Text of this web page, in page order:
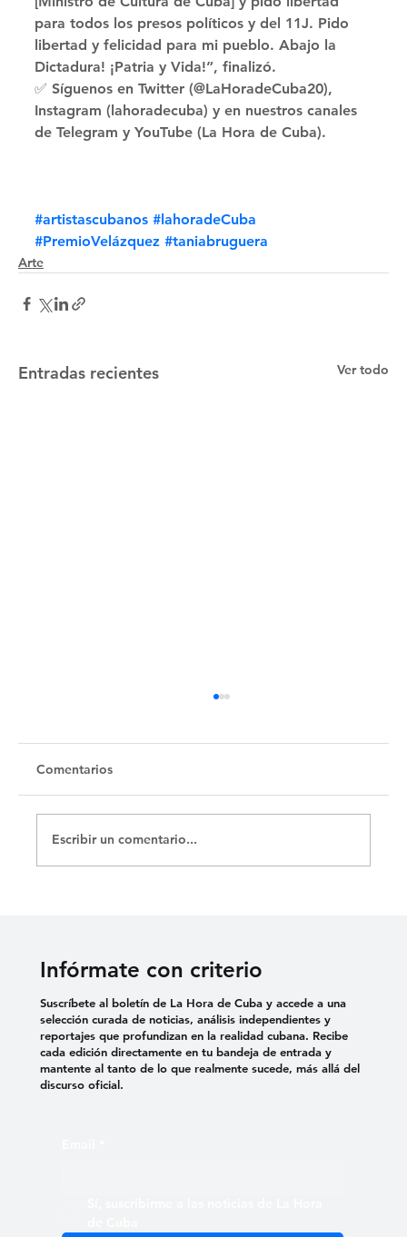
para todos los presos políticos y del 11J. Pido
libertad y felicidad para mi pueblo. Abajo la
Dictadura! ¡Patria y Vida!”, finalizó.
✅ Síguenos en Twitter (@LaHoradeCuba20),
Instagram (lahoradecuba) y en nuestros canales
de Telegram y YouTube (La Hora de Cuba).
#artistascubanos #lahoradeCuba
#PremioVelázquez #taniabruguera
Arte
Entradas recientes Ver todo
Comentarios
Escribir un comentario...
Infórmate con criterio
Suscríbete al boletín de La Hora de Cuba y accede a una
selección curada de noticias, análisis independientes y
reportajes que profundizan en la realidad cubana. Recibe
cada edición directamente en tu bandeja de entrada y
mantente al tanto de lo que realmente sucede, más allá del
discurso oficial.